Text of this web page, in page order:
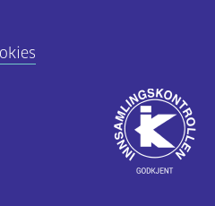
Godkjent
av